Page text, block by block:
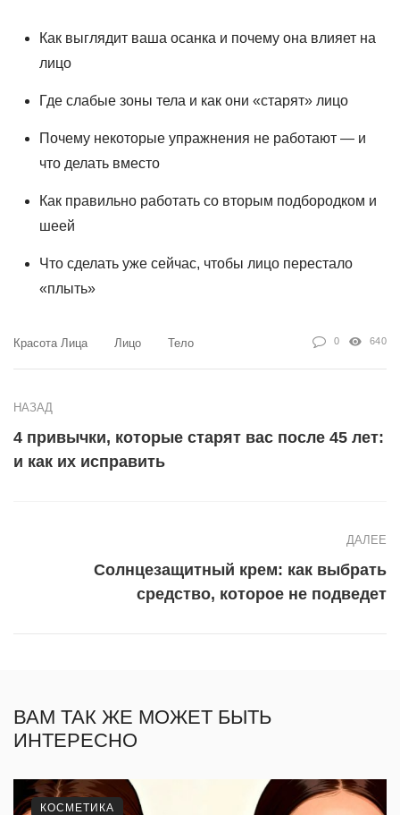
Как выглядит ваша осанка и почему она влияет на
лицо
Где слабые зоны тела и как они «старят» лицо
Почему некоторые упражнения не работают — и
что делать вместо
Как правильно работать со вторым подбородком и
шеей
Что сделать уже сейчас, чтобы лицо перестало
«плыть»
Красота Лица Лицо Тело 0 640
НАЗАД
4 привычки, которые старят вас после 45 лет:
и как их исправить
ДАЛЕЕ
Солнцезащитный крем: как выбрать
средство, которое не подведет
ВАМ ТАК ЖЕ МОЖЕТ БЫТЬ
ИНТЕРЕСНО
КОСМЕТИКА